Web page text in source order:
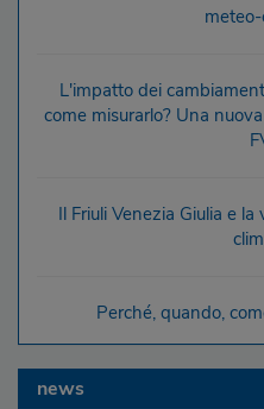
L'impatto dei
come misurarlo? Una
Il Friuli Venezia Giulia e
Perché, quando,
news